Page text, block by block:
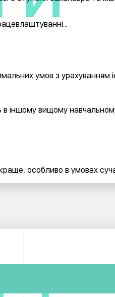
умов з
вищому навчальному
особливо в умовах